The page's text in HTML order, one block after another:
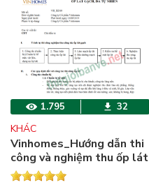
1.795 32
KHÁC
Vinhomes_Hướng dẫn thi
công và nghiệm thu ốp lát
gạch, đá tự nhiên